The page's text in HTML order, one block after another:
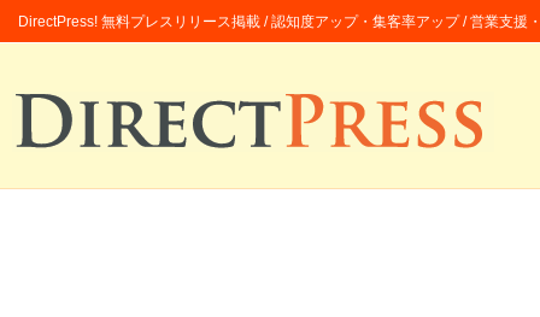
DirectPress! 無料プレスリリース掲載 / 認知度アップ・集客率アップ / 営業支援